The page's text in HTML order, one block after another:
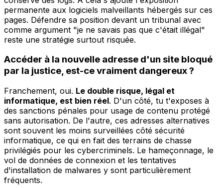
permanente aux logiciels malveillants hébergés sur ces
pages. Défendre sa position devant un tribunal avec
comme argument "je ne savais pas que c'était illégal"
reste une stratégie surtout risquée.
Accéder à la nouvelle adresse d'un site bloqué
par la justice, est-ce vraiment dangereux ?
Franchement, oui. Le double risque, légal et
informatique, est bien réel. D'un côté, tu t'exposes à
des sanctions pénales pour usage de contenu protégé
sans autorisation. De l'autre, ces adresses alternatives
sont souvent les moins surveillées côté sécurité
informatique, ce qui en fait des terrains de chasse
privilégiés pour les cybercriminels. Le hameçonnage, le
vol de données de connexion et les tentatives
d'installation de malwares y sont particulièrement
fréquents.